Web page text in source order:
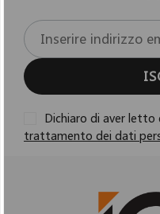
Dichiaro di aver letto
trattamento dei dati